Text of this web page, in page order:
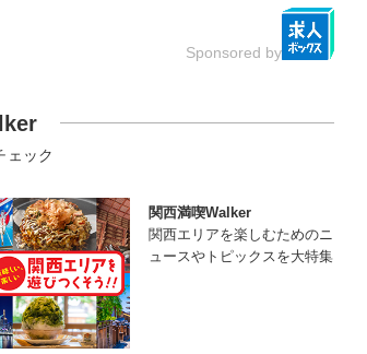
Sponsored by
ェック
関西満喫Walker
関西エリアを楽しむためのニ
ュースやトピックスを大特集